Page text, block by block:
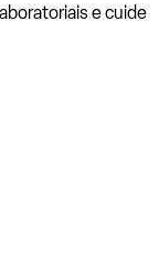
e cuide